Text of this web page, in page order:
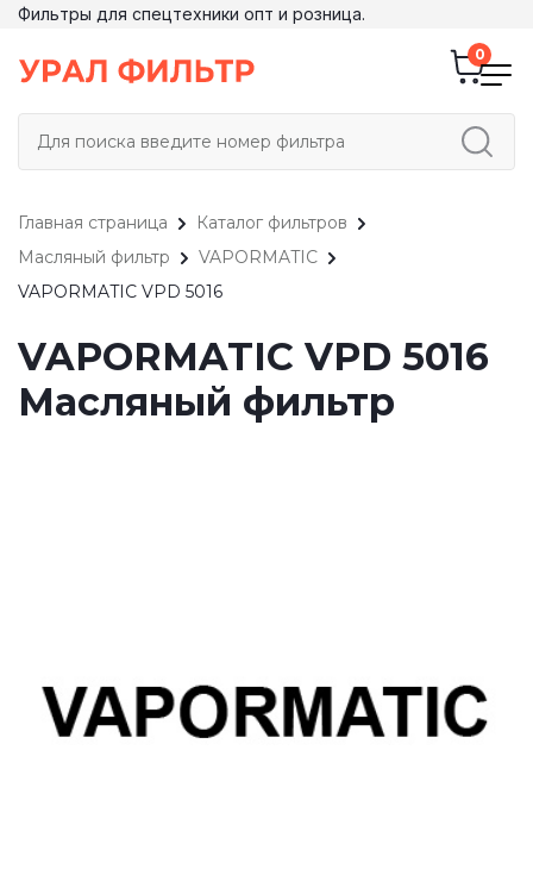
Фильтры для спецтехники опт и розница.
Главная страница
Каталог фильтров
Масляный фильтр
VAPORMATIC
VAPORMATIC VPD 5016
VAPORMATIC VPD 5016
Масляный фильтр